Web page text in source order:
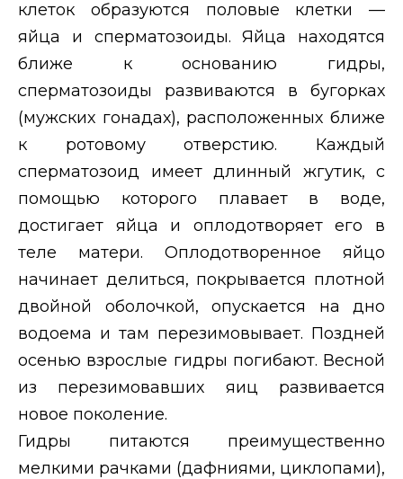
клеток образуются половые клетки —
яйца и сперматозоиды. Яйца находятся
ближе к основанию гидры,
сперматозоиды развиваются в бугорках
(мужских гонадах), расположенных ближе
к ротовому отверстию. Каждый
сперматозоид имеет длинный жгутик, с
помощью которого плавает в воде,
достигает яйца и оплодотворяет его в
теле матери. Оплодотворенное яйцо
начинает делиться, покрывается плотной
двойной оболочкой, опускается на дно
водоема и там перезимовывает. Поздней
осенью взрослые гидры погибают. Весной
из перезимовавших яиц развивается
новое поколение.
Гидры питаются преимущественно
мелкими рачками (дафниями, циклопами),